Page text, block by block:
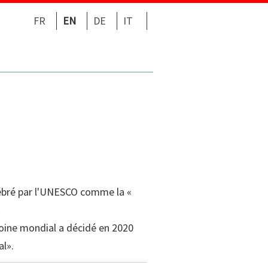
FR EN DE IT
par l'UNESCO comme la «
mondial a décidé en 2020